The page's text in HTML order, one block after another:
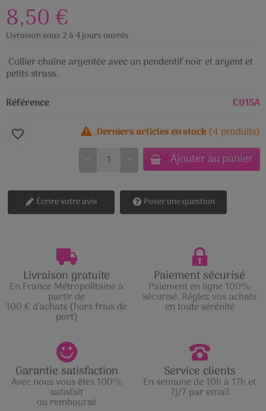
8,50 €
Livraison sous 2 à 4 jours ouvrés
Collier chaîne argentée avec un pendentif noir et argent et
petits strass.
Référence
C015A
Derniers articles en stock(4 produits)
+
− Ajouter au panier
favorite_border
Écrire votre avis Poser une question
Livraison gratuite
En France Métropolitaine à
partir de
100 € d'achats (hors frais de
port)
Paiement sécurisé
Paiement en ligne 100%
sécurisé. Réglez vos achats
en toute sérénité
Garantie satisfaction
Avec nous vous êtes 100%
satisfait
ou remboursé
Service clients
En semaine de 10h à 17h et
7j/7 par email